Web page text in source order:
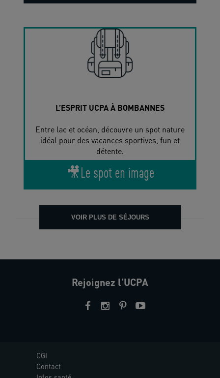
L’ESPRIT UCPA À BOMBANNES
Entre lac et océan, découvre un spot nature
idéal pour des vacances sportives, fun et
détente.
🎥Le spot en image
VOIR PLUS DE SÉJOURS
Rejoignez l'UCPA
CGI
Contact